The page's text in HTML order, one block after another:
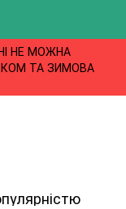
НЕ МОЖНА
ТА ЗИМОВА